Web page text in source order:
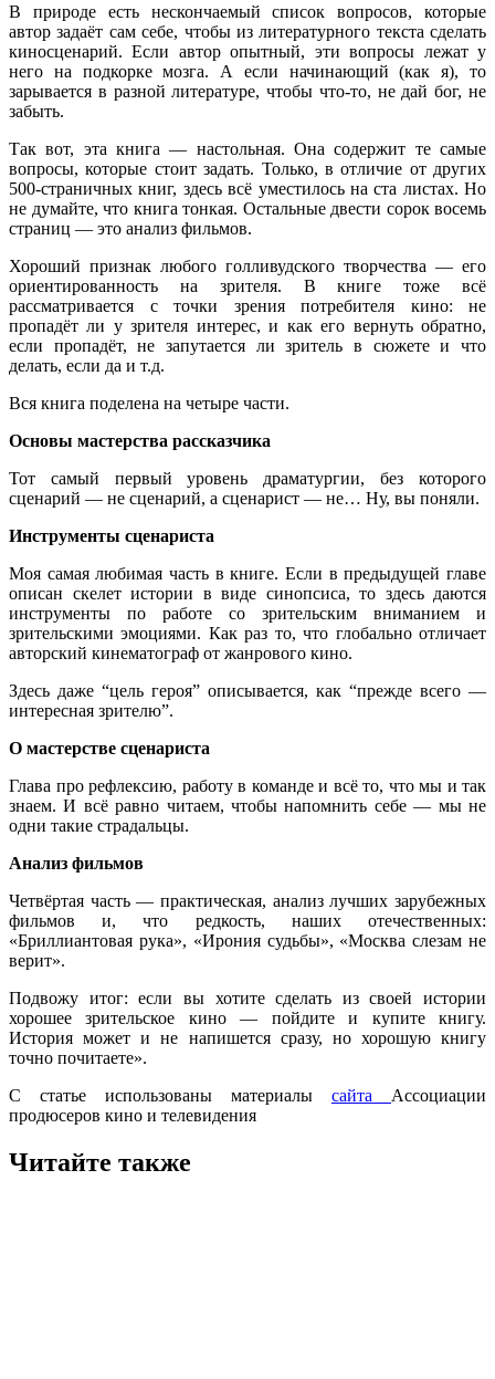
В природе есть нескончаемый список вопросов, которые
автор задаёт сам себе, чтобы из литературного текста сделать
киносценарий. Если автор опытный, эти вопросы лежат у
него на подкорке мозга. А если начинающий (как я), то
зарывается в разной литературе, чтобы что-то, не дай бог, не
забыть.
Так вот, эта книга — настольная. Она содержит те самые
вопросы, которые стоит задать. Только, в отличие от других
500-страничных книг, здесь всё уместилось на ста листах. Но
не думайте, что книга тонкая. Остальные двести сорок восемь
страниц — это анализ фильмов.
Хороший признак любого голливудского творчества — его
ориентированность на зрителя. В книге тоже всё
рассматривается с точки зрения потребителя кино: не
пропадёт ли у зрителя интерес, и как его вернуть обратно,
если пропадёт, не запутается ли зритель в сюжете и что
делать, если да и т.д.
Вся книга поделена на четыре части.
Основы мастерства рассказчика
Тот самый первый уровень драматургии, без которого
сценарий — не сценарий, а сценарист — не… Ну, вы поняли.
Инструменты сценариста
Моя самая любимая часть в книге. Если в предыдущей главе
описан скелет истории в виде синопсиса, то здесь даются
инструменты по работе со зрительским вниманием и
зрительскими эмоциями. Как раз то, что глобально отличает
авторский кинематограф от жанрового кино.
Здесь даже “цель героя” описывается, как “прежде всего —
интересная зрителю”.
О мастерстве сценариста
Глава про рефлексию, работу в команде и всё то, что мы и так
знаем. И всё равно читаем, чтобы напомнить себе — мы не
одни такие страдальцы.
Анализ фильмов
Четвёртая часть — практическая, анализ лучших зарубежных
фильмов и, что редкость, наших отечественных:
«Бриллиантовая рука», «Ирония судьбы», «Москва слезам не
верит».
Подвожу итог: если вы хотите сделать из своей истории
хорошее зрительское кино — пойдите и купите книгу.
История может и не напишется сразу, но хорошую книгу
точно почитаете».
С статье использованы материалы сайта Ассоциации
продюсеров кино и телевидения
Читайте также